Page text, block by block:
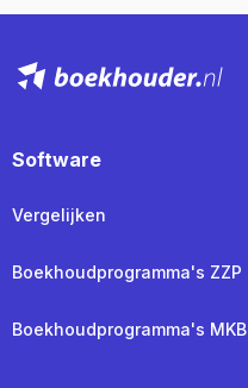
Software
Vergelijken
Boekhoudprogramma's ZZP
Boekhoudprogramma's MKB